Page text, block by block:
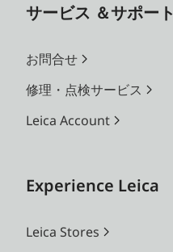
サービス ＆サポート
お問合せ
修理・点検サービス
Leica Account
Experience Leica
Leica Stores